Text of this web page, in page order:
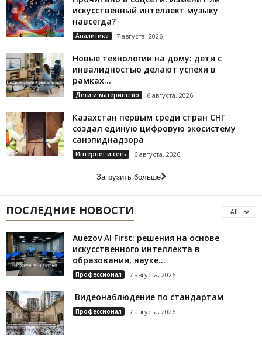
искусственный интеллект музыку
навсегда?
Аналитика 7 августа, 2026
Новые технологии на дому: дети с
инвалидностью делают успехи в
рамках...
Дети и материнство 6 августа, 2026
Казахстан первым среди стран СНГ
создал единую цифровую экосистему
санэпиднадзора
Интернет и сеть 6 августа, 2026
Загрузить больше
ПОСЛЕДНИЕ НОВОСТИ All
Auezov AI First: решения на основе
искусственного интеллекта в
образовании, науке...
Профессионал 7 августа, 2026
Видеонаблюдение по стандартам
Профессионал 7 августа, 2026